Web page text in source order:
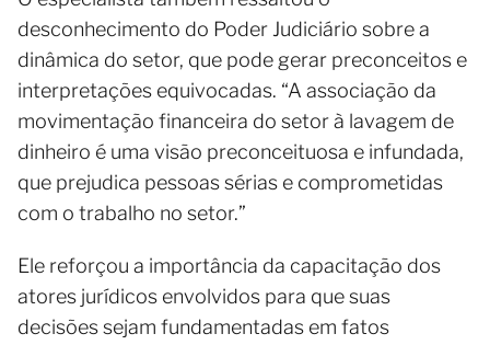
desconhecimento do Poder Judiciário sobre a
dinâmica do setor, que pode gerar preconceitos e
interpretações equivocadas. “A associação da
movimentação financeira do setor à lavagem de
dinheiro é uma visão preconceituosa e infundada,
que prejudica pessoas sérias e comprometidas
com o trabalho no setor.”
Ele reforçou a importância da capacitação dos
atores jurídicos envolvidos para que suas
decisões sejam fundamentadas em fatos